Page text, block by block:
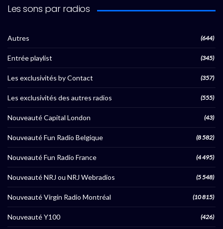
Les sons par radios
Autres (644)
Entrée playlist (345)
Les exclusivités by Contact (357)
Les exclusivités des autres radios (555)
Nouveauté Capital London (43)
Nouveauté Fun Radio Belgique (8 582)
Nouveauté Fun Radio France (4 495)
Nouveauté NRJ ou NRJ Webradios (5 548)
Nouveauté Virgin Radio Montréal (10 815)
Nouveauté Y100 (426)